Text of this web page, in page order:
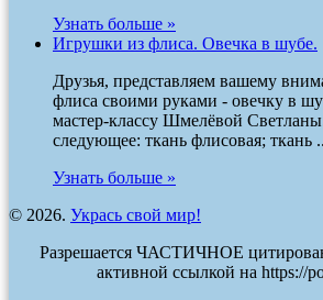
Узнать больше »
Игрушки из флиса. Овечка в шубе.
Друзья, представляем вашему
флиса своими руками - овечку в
мастер-классу Шмелёвой
следующее: ткань флисовая; ткань
Узнать больше »
© 2026. Укрась свой мир!
Разрешается ЧАСТИЧНОЕ
активной ссылкой на https://